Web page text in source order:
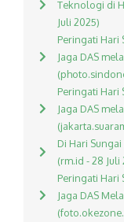
Teknologi di
Juli 2025)
Peringati Hari
Jaga DAS
Peringati Hari
Jaga DAS
Di Hari
(rm.id - 28 Juli
Peringati Hari
Jaga DAS